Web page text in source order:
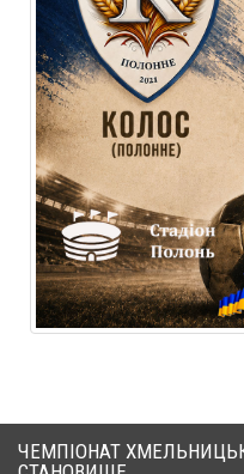
ЧЕМПІОНАТ